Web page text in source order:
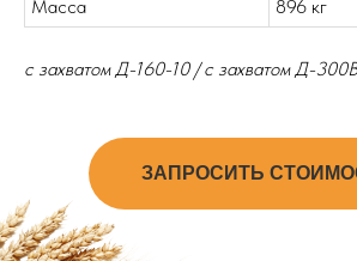
Масса 896 кг
c захватом Д-160-10 / с захватом Д-300В
ЗАПРОСИТЬ